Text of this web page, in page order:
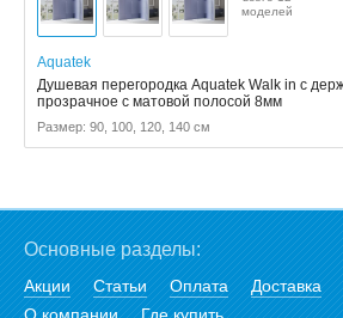
моделей
Aquatek
Душевая перегородка Aquatek Walk in с
прозрачное с матовой полосой 8мм
Размер: 90, 100, 120, 140 см
Основные разделы:
Акции Статьи Оплата Доставка